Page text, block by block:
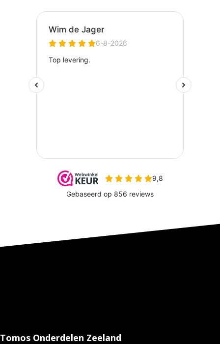
Tomos Onderdelen Zeeland